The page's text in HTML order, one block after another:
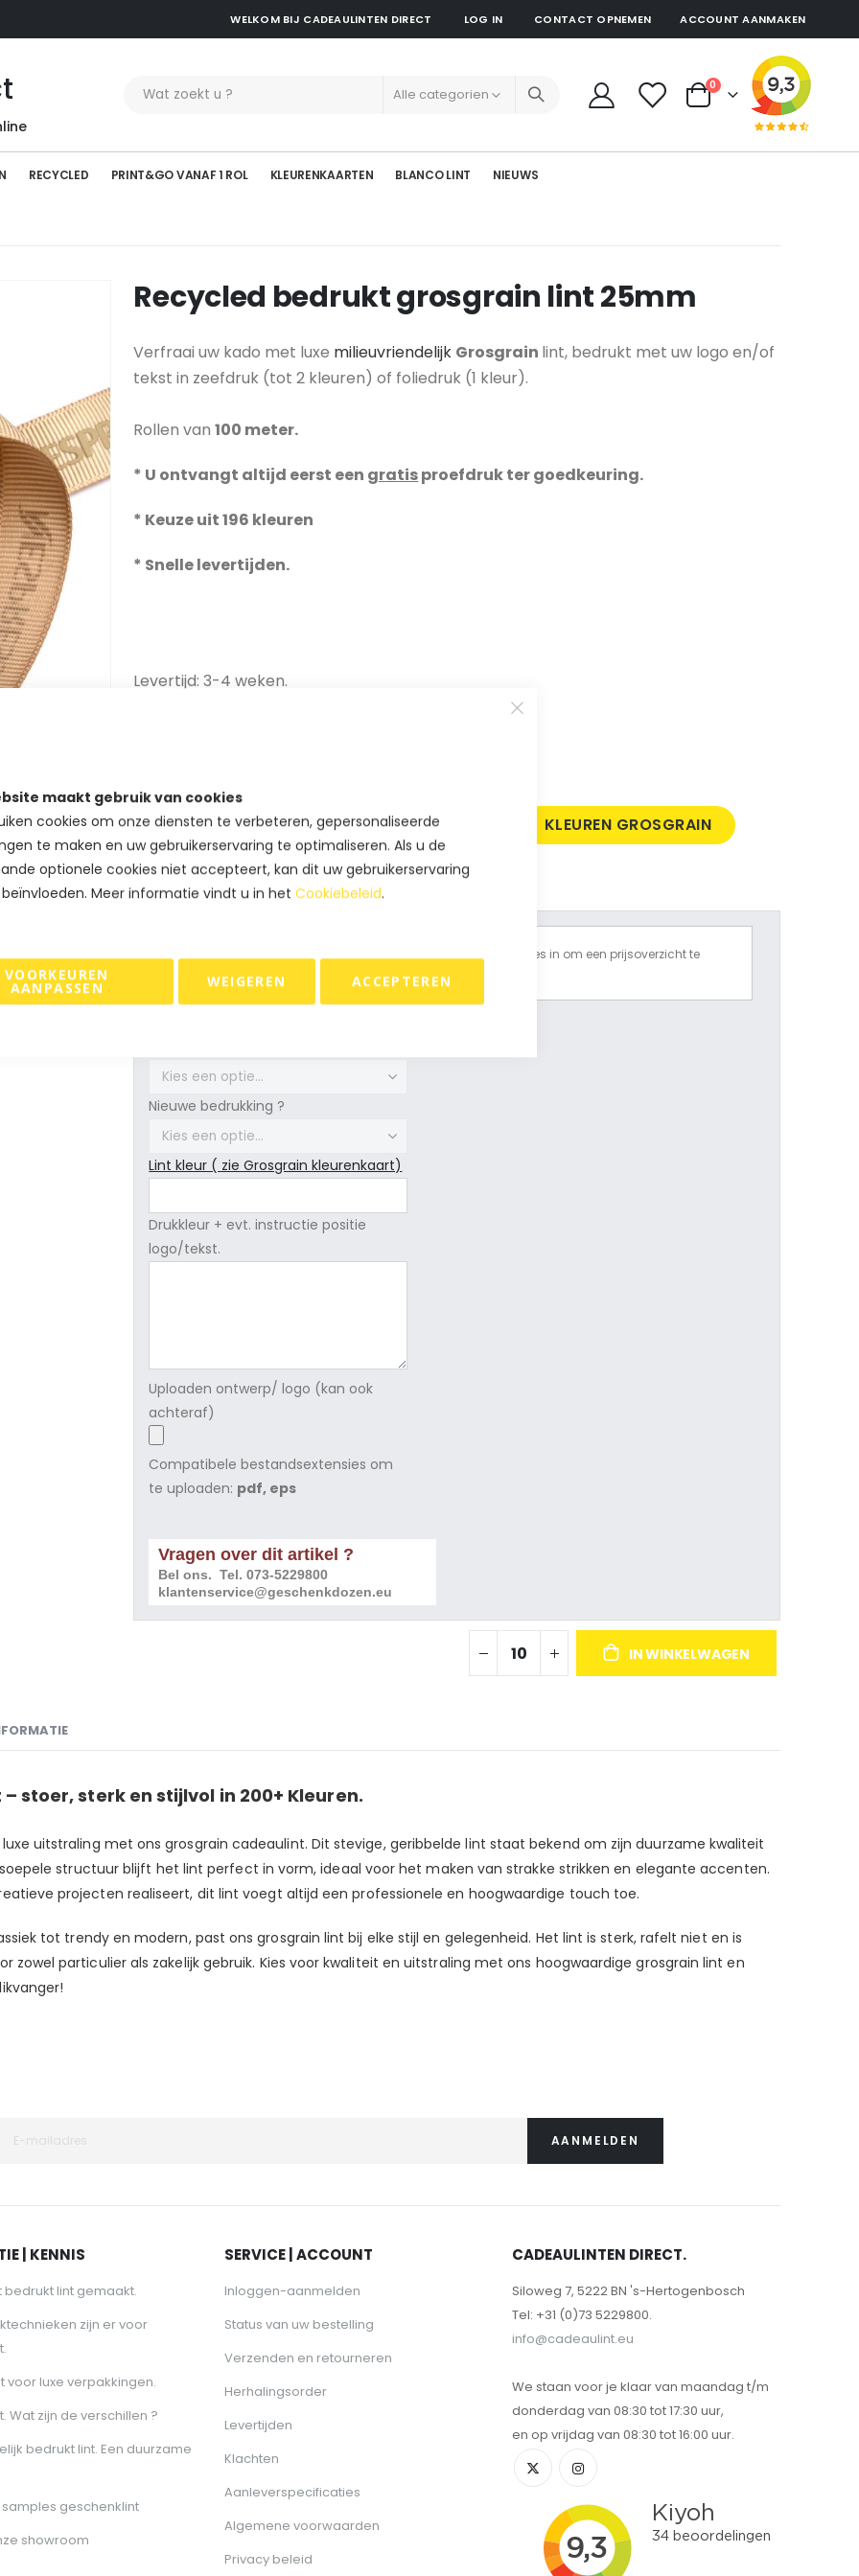
maakt gebruik van cookies
cookies om onze diensten te verbeteren, gepersonaliseerde
te maken en uw gebruikerservaring te optimaliseren. Als u de
optionele cookies niet accepteert, kan dit uw gebruikerservaring
Meer informatie vindt u in het Cookiebeleid.
ACCEPTEREN
VOORKEUREN
AANPASSEN WEIGEREN
WELKOM BIJ CADEAULINTEN DIRECT LOG IN CONTACT OPNEMEN ACCOUNT AANMAKEN
Cart
0producten
RECYCLED PRINT&GO VANAF 1 ROL KLEURENKAARTEN BLANCO LINT NIEUWS
Recycled bedrukt grosgrain lint 25mm
Verfraai uw kado met luxe milieuvriendelijk Grosgrain lint, bedrukt met uw logo en/of
tekst in zeefdruk (tot 2 kleuren) of foliedruk (1 kleur).
Rollen van100 meter.
* U ontvangt altijd eerst een gratisproefdruk ter goedkeuring.
* Keuze uit 196 kleuren
* Snelle levertijden.
Levertijd: 3-4 weken.
BEKIJK PRIJS SAMPLE BESTELLEN KLEUREN GROSGRAIN
SKU 21LB-EKO-GRG-25
Nieuwe bedrukking ?
Lint kleur ( zie Grosgrain kleurenkaart)
Drukkleur + evt. instructie positie
logo/tekst.
Uploaden ontwerp/ logo (kan ook
achteraf)
Compatibele bestandsextensies om
te uploaden: pdf, eps
Vragen over dit artikel ?
Bel ons. Tel. 073-5229800
klantenservice@geschenkdozen.eu
Vul alle opties in om een prijsoverzicht te
IN WINKELWAGEN
stoer, sterk en stijlvol in 200+ Kleuren.
uitstraling met ons grosgrain cadeaulint. Dit stevige, geribbelde lint staat bekend om zijn duurzame kwaliteit
structuur blijft het lint perfect in vorm, ideaal voor het maken van strakke strikken en elegante accenten.
projecten realiseert, dit lint voegt altijd een professionele en hoogwaardige touch toe.
tot trendy en modern, past ons grosgrain lint bij elke stijl en gelegenheid. Het lint is sterk, rafelt niet en is
particulier als zakelijk gebruik. Kies voor kwaliteit en uitstraling met ons hoogwaardige grosgrain lint en
AANMELDEN
| KENNIS
bedrukt lint gemaakt.
zijn er voor
voor luxe verpakkingen.
Wat zijn de verschillen ?
bedrukt lint. Een duurzame
geschenklint
showroom
SERVICE | ACCOUNT
Inloggen-aanmelden
Status van uw bestelling
Verzenden en retourneren
Herhalingsorder
Levertijden
Klachten
Aanleverspecificaties
Algemene voorwaarden
Privacy beleid
CADEAULINTEN DIRECT.
Siloweg 7, 5222 BN 's-Hertogenbosch
Tel: +31 (0)73 5229800.
info@cadeaulint.eu
We staan voor je klaar van maandag t/m
donderdag van 08:30 tot 17:30 uur,
en op vrijdag van 08:30 tot 16:00 uur.